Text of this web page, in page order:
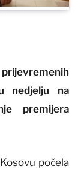
nedjelju na
premijera
počela